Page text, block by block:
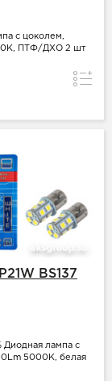
с цоколем,
ПТФ/ДХО 2 шт
BS137
Диодная лампа с
5000K, белая